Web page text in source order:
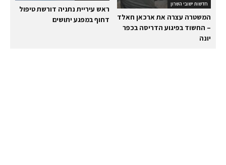
ראש עיריית נתניה דורשת טיפול
דחוף במפגע יתושים
חדשות ישובי השרון
המשטרה עצרה את ארכאן חאלד
– החשוד בפיגוע הדריסה בכפר
יונה